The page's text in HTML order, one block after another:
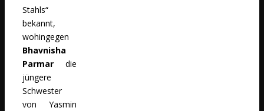
Stahls“
bekannt,
wohingegen
Bhavnisha
Parmar die
jüngere
Schwester
von Yasmin